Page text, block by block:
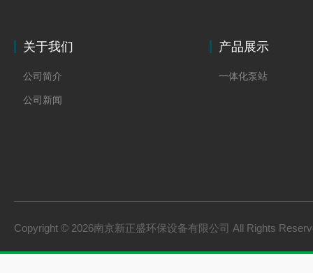
关于我们
公司简介
公司新闻
产品展示
一体化泵站
Copyright © 2026南京新正盛环保设备有限公司 All Rights